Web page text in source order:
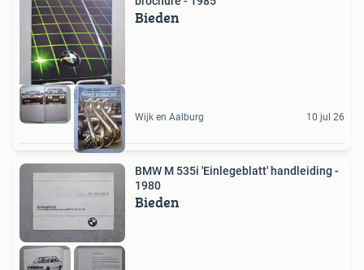
Bieden
Wijk en Aalburg 10 jul 26
BMW M 535i 'Einlegeblatt' handleiding -
1980
Bieden